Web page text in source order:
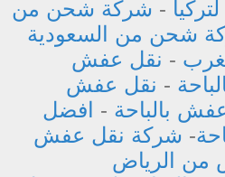
- شركة شحن من
شحن من السعودية
- نقل عفش
- نقل عفش
بالباحة - افضل
- شركة نقل عفش
من الرياض